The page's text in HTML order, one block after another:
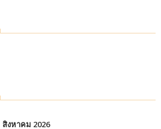
สิงหาคม 2026